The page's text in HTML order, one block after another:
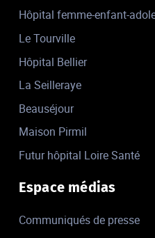
Hôpital femme-enfant-
Le Tourville
Hôpital Bellier
La Seilleraye
Beauséjour
Maison Pirmil
Futur hôpital Loire Santé
Espace médias
Communiqués de presse